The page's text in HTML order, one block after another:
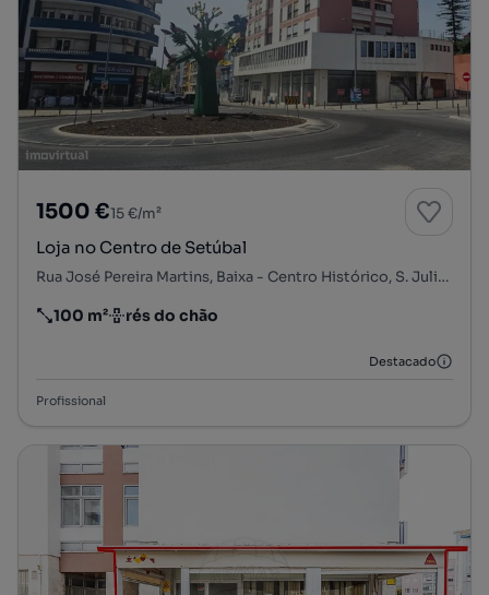
1500 €15 €/m²
Loja no Centro de Setúbal
Rua José Pereira Martins, Baixa - Centro Histórico, S. Julião, N. S. da Anunciada e S. Maria da Graça, Setúbal, Setúbal
Preço por metro quadrado
100 m²
Andar rés do chão
Destacado
Profissional